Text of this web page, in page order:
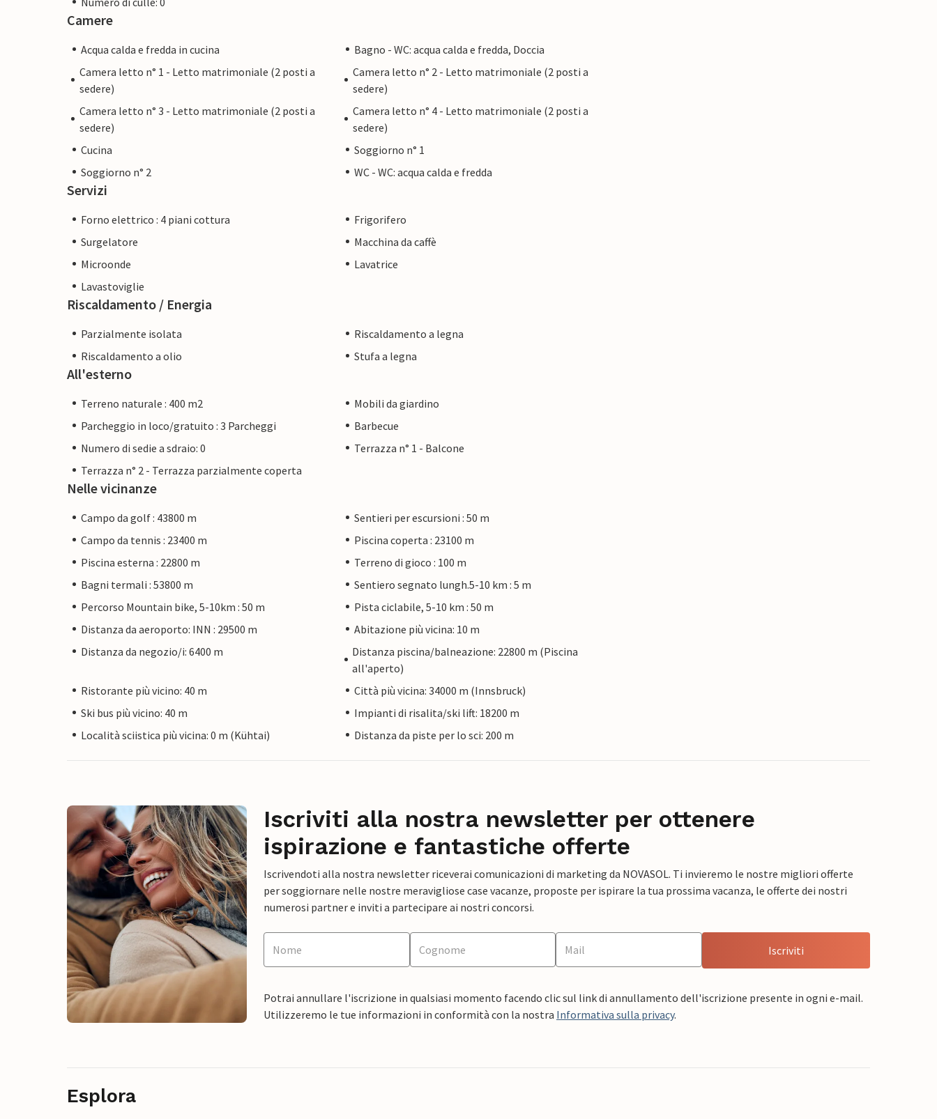
Camere
Acqua calda e fredda in cucina
Bagno - WC: acqua calda e fredda, Doccia
Camera letto n° 1 - Letto matrimoniale (2 posti a
sedere)
Camera letto n° 2 - Letto matrimoniale (2 posti a
sedere)
Camera letto n° 3 - Letto matrimoniale (2 posti a
sedere)
Camera letto n° 4 - Letto matrimoniale (2 posti a
sedere)
Cucina
Soggiorno n° 1
Soggiorno n° 2
WC - WC: acqua calda e fredda
Servizi
Forno elettrico : 4 piani cottura
Frigorifero
Surgelatore
Macchina da caffè
Microonde
Lavatrice
Lavastoviglie
Riscaldamento / Energia
Parzialmente isolata
Riscaldamento a legna
Riscaldamento a olio
Stufa a legna
All'esterno
Terreno naturale : 400 m2
Mobili da giardino
Parcheggio in loco/gratuito : 3 Parcheggi
Barbecue
Numero di sedie a sdraio: 0
Terrazza n° 1 - Balcone
Terrazza n° 2 - Terrazza parzialmente coperta
Nelle vicinanze
Campo da golf : 43800 m
Sentieri per escursioni : 50 m
Campo da tennis : 23400 m
Piscina coperta : 23100 m
Piscina esterna : 22800 m
Terreno di gioco : 100 m
Bagni termali : 53800 m
Sentiero segnato lungh.5-10 km : 5 m
Percorso Mountain bike, 5-10km : 50 m
Pista ciclabile, 5-10 km : 50 m
Distanza da aeroporto: INN : 29500 m
Abitazione più vicina: 10 m
Distanza da negozio/i: 6400 m
Distanza piscina/balneazione: 22800 m (Piscina
all'aperto)
Ristorante più vicino: 40 m
Città più vicina: 34000 m (Innsbruck)
Ski bus più vicino: 40 m
Impianti di risalita/ski lift: 18200 m
Località sciistica più vicina: 0 m (Kühtai)
Distanza da piste per lo sci: 200 m
Iscriviti alla nostra newsletter per ottenere
ispirazione e fantastiche offerte
Iscrivendoti alla nostra newsletter riceverai comunicazioni di marketing da NOVASOL. Ti invieremo le nostre migliori offerte
per soggiornare nelle nostre meravigliose case vacanze, proposte per ispirare la tua prossima vacanza, le offerte dei nostri
numerosi partner e inviti a partecipare ai nostri concorsi.
Iscriviti
Potrai annullare l'iscrizione in qualsiasi momento facendo clic sul link di annullamento dell'iscrizione presente in ogni e-mail.
Utilizzeremo le tue informazioni in conformità con la nostra Informativa sulla privacy.
Esplora